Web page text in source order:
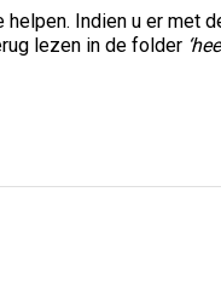
Indien u er met
lezen in de folder